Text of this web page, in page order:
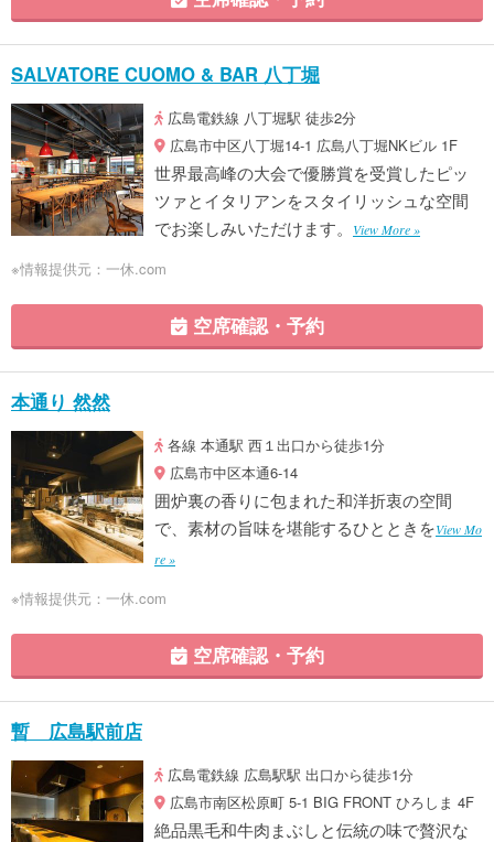
SALVATORE CUOMO & BAR 八丁堀
広島電鉄線 八丁堀駅 徒歩2分
広島市中区八丁堀14-1 広島八丁堀NKビル 1F
世界最高峰の大会で優勝賞を受賞したピッ
ツァとイタリアンをスタイリッシュな空間
でお楽しみいただけます。
View More »
※情報提供元：一休.com
空席確認・予約
本通り 然然
各線 本通駅 西１出口から徒歩1分
広島市中区本通6-14
囲炉裏の香りに包まれた和洋折衷の空間
で、素材の旨味を堪能するひとときをView Mo
re »
※情報提供元：一休.com
空席確認・予約
暫 広島駅前店
広島電鉄線 広島駅駅 出口から徒歩1分
広島市南区松原町 5-1 BIG FRONT ひろしま 4F
絶品黒毛和牛肉まぶしと伝統の味で贅沢な